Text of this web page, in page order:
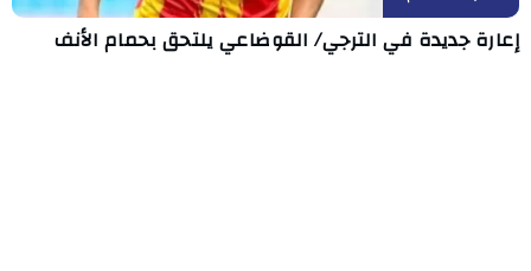
إعارة جديدة في الترجي/ القوضاعي يلتحق بحمام الأنف